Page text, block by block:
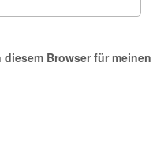
Browser für meinen